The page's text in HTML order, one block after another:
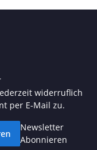
widerruflich
per E-Mail zu.
Newsletter
Abonnieren